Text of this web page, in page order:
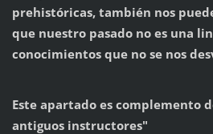
prehistóricas, también nos
que nuestro pasado no es una
conocimientos que no se nos
Este apartado es complemento
antiguos instructores"